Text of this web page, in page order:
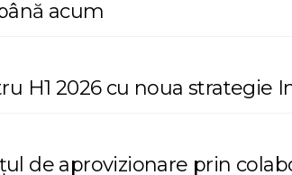
acum
H1 2026 cu noua strategie
de aprovizionare prin